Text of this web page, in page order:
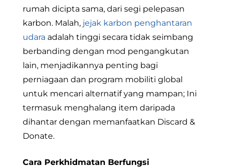
rumah dicipta sama, dari segi pelepasan
karbon. Malah, jejak karbon penghantaran
udara adalah tinggi secara tidak seimbang
berbanding dengan mod pengangkutan
lain, menjadikannya penting bagi
perniagaan dan program mobiliti global
untuk mencari alternatif yang mampan; Ini
termasuk menghalang item daripada
dihantar dengan memanfaatkan Discard &
Donate.
Cara Perkhidmatan Berfungsi